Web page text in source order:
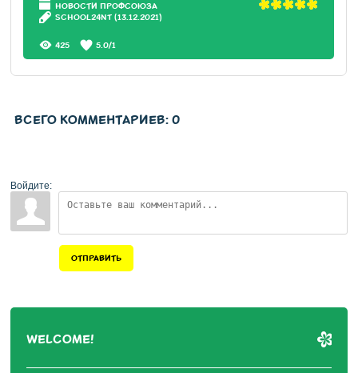
НОВОСТИ ПРОФСОЮЗА
SCHOOL24NT (13.12.2021)
425 5.0/1
ВСЕГО КОММЕНТАРИЕВ:0
Войдите:
ОТПРАВИТЬ
WELCOME!